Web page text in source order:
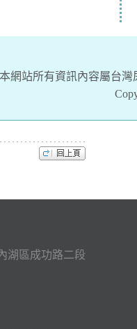
本網站所有資訊內容屬台
湖區成功路二段